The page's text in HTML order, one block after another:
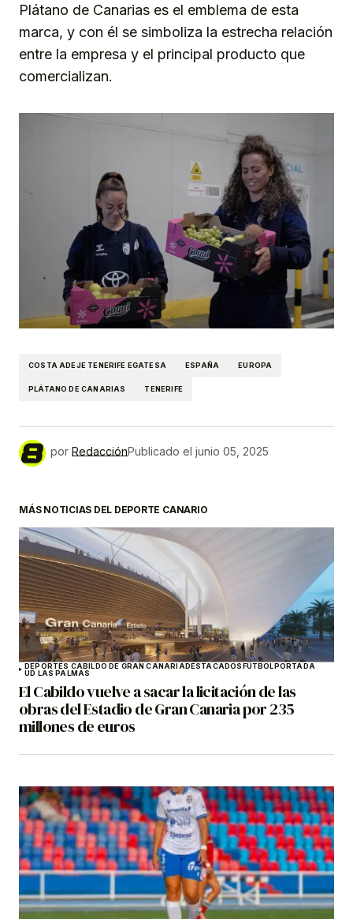
Plátano de Canarias es el emblema de esta
marca, y con él se simboliza la estrecha relación
entre la empresa y el principal producto que
comercializan.
COSTA ADEJE TENERIFE EGATESA ESPAÑA EUROPA
PLÁTANO DE CANARIAS TENERIFE
por RedacciónPublicado el junio 05, 2025
MÁS NOTICIAS DEL DEPORTE CANARIO
DEPORTES CABILDO DE GRAN CANARIADESTACADOSFÚTBOLPORTADA
UD LAS PALMAS
El Cabildo vuelve a sacar la licitación de las
obras del Estadio de Gran Canaria por 235
millones de euros